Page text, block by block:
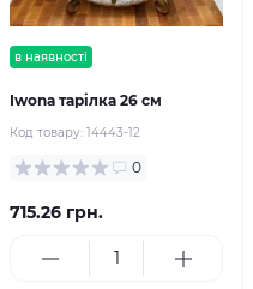
в наявності
Iwona тарілка 26 см
Код товару: 14443-12
0
715.26 грн.